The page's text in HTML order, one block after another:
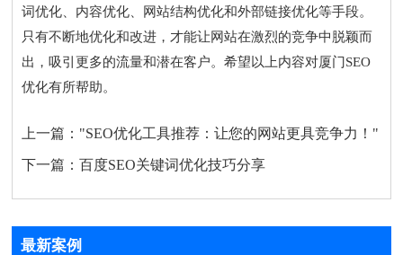
词优化、内容优化、网站结构优化和外部链接优化等手段。
只有不断地优化和改进，才能让网站在激烈的竞争中脱颖而
出，吸引更多的流量和潜在客户。希望以上内容对厦门SEO
优化有所帮助。
上一篇： "SEO优化工具推荐：让您的网站更具竞争力！"
下一篇：百度SEO关键词优化技巧分享
最新案例